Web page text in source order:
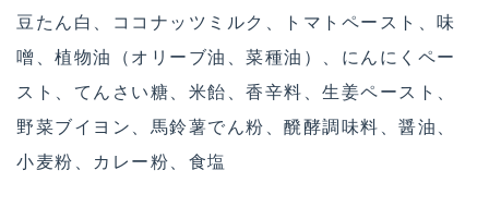
豆たん白、ココナッツミルク、トマトペースト、味
噌、植物油（オリーブ油、菜種油）、にんにくペー
スト、てんさい糖、米飴、香辛料、生姜ペースト、
野菜ブイヨン、馬鈴薯でん粉、醗酵調味料、醤油、
小麦粉、カレー粉、食塩